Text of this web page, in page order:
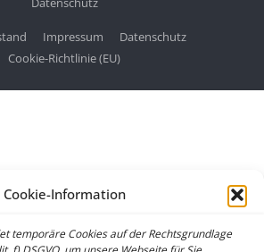
Cookie-Information
temporäre Cookies auf der Rechtsgrundlage
Impressum
Datenschutz
Cookie-Richtlinie (EU)